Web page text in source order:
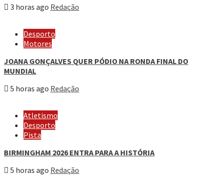
3 horas ago Redação
Desporto
Motores
JOANA GONÇALVES QUER PÓDIO NA RONDA FINAL DO
MUNDIAL
5 horas ago Redação
Atletismo
Desporto
Pista
BIRMINGHAM 2026 ENTRA PARA A HISTÓRIA
5 horas ago Redação